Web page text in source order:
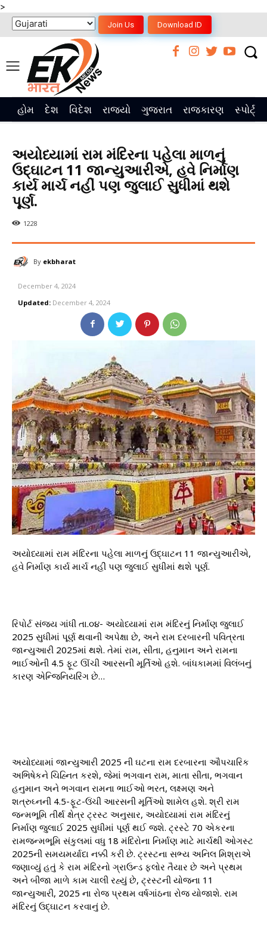
>
Join Us Download ID
હોમ દેશ વિદેશ રાજ્યો ગુજરાત રાજકારણ સ્પોર્ટ્સ
અયોધ્યામાં રામ મંદિરના પહેલા માળનું
ઉદ્ઘાટન 11 જાન્યુઆરીએ, હવે નિર્માણ
કાર્ય માર્ચ નહીં પણ જુલાઈ સુધીમાં થશે
પૂર્ણ.
1228
By ekbharat
December 4, 2024
Updated: December 4, 2024
અયોધ્યામાં રામ મંદિરના પહેલા માળનું ઉદ્ઘાટન 11 જાન્યુઆરીએ,
હવે નિર્માણ કાર્ય માર્ચ નહીં પણ જુલાઈ સુધીમાં થશે પૂર્ણ.
રિપોર્ટ સંજય ગાંધી તા.૦૪- અયોધ્યામાં રામ મંદિરનું નિર્માણ જુલાઈ
2025 સુધીમાં પૂર્ણ થવાની અપેક્ષા છે, અને રામ દરબારની પવિત્રતા
જાન્યુઆરી 2025માં થશે. તેમાં રામ, સીતા, હનુમાન અને રામના
ભાઈઓની 4.5 ફૂટ ઊંચી આરસની મૂર્તિઓ હશે. બાંધકામમાં વિલંબનું
કારણ એન્જિનિયરિંગ છે…
અયોધ્યામાં જાન્યુઆરી 2025 ની ઘટના રામ દરબારના ઔપચારિક
અભિષેકને ચિહ્નિત કરશે, જેમાં ભગવાન રામ, માતા સીતા, ભગવાન
હનુમાન અને ભગવાન રામના ભાઈઓ ભરત, લક્ષ્મણ અને
શત્રુઘ્નની 4.5-ફૂટ-ઉંચી આરસની મૂર્તિઓ શામેલ હશે. શ્રી રામ
જન્મભૂમિ તીર્થ ક્ષેત્ર ટ્રસ્ટ અનુસાર, અયોધ્યામાં રામ મંદિરનું
નિર્માણ જુલાઈ 2025 સુધીમાં પૂર્ણ થઈ જશે. ટ્રસ્ટે 70 એકરના
રામજન્મભૂમિ સંકુલમાં વધુ 18 મંદિરોના નિર્માણ માટે માર્ચથી ઓગસ્ટ
2025ની સમયમર્યાદા નક્કી કરી છે. ટ્રસ્ટના સભ્ય અનિલ મિશ્રાએ
જણાવ્યું હતું કે રામ મંદિરનો ગ્રાઉન્ડ ફ્લોર તૈયાર છે અને પ્રથમ
અને બીજા માળે કામ ચાલી રહ્યું છે, ટ્રસ્ટની યોજના 11
જાન્યુઆરી, 2025 ના રોજ પ્રથમ વર્ષગાંઠના રોજ યોજાશે. રામ
મંદિરનું ઉદ્ઘાટન કરવાનું છે.